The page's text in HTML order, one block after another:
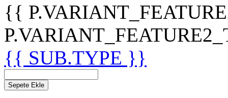
{{
{{ SUB.TYPE }}
Sepete Ekle